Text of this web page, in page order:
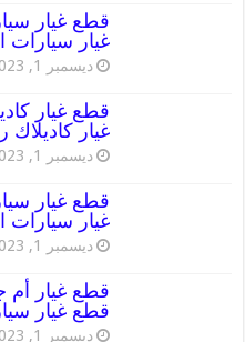
غيار سيارات
ديسمبر 1, 2023
غيار
ديسمبر 1, 2023
غيار سيارات
ديسمبر 1, 2023
قطع غيار
ديسمبر 1, 2023